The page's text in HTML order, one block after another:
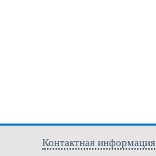
Контактная информация